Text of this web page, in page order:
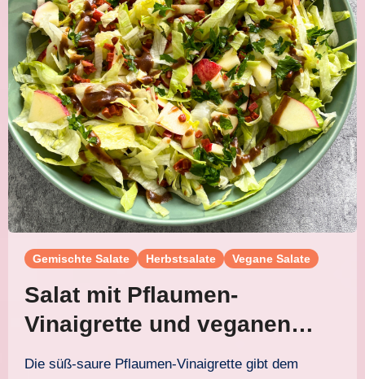
Gemischte Salate Herbstsalate Vegane Salate
Salat mit Pflaumen-
Vinaigrette und veganen
Schinkenwürfeln
Die süß-saure Pflaumen-Vinaigrette gibt dem